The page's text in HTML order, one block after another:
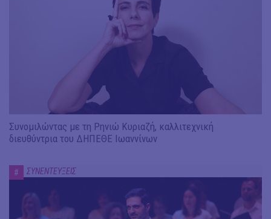
Συνομιλώντας με τη Ρηνιώ Κυριαζή, καλλιτεχνική
διευθύντρια του ΔΗΠΕΘΕ Ιωαννίνων
# ΣΥΝΕΝΤΕΥΞΕΙΣ